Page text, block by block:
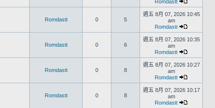
Romdastt
Romdastt 0 5
週五 8月 07, 2026 10:45
am
Romdastt
Romdastt 0 6
週五 8月 07, 2026 10:35
am
Romdastt
Romdastt 0 8
週五 8月 07, 2026 10:27
am
Romdastt
Romdastt 0 8
週五 8月 07, 2026 10:17
am
Romdastt